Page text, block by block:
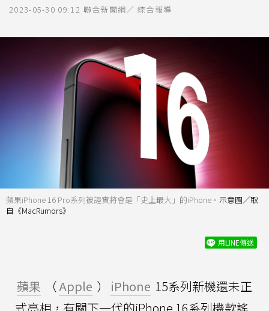
2023-05-30 09:12 聯合新聞網／ 綜合報導
蘋果iPhone 16 Pro系列被證實將會是「史上最大」的iPhone。 示意圖／取
自《MacRumors》
用LINE傳送
蘋果 （Apple ） iPhone 15系列新機還未正